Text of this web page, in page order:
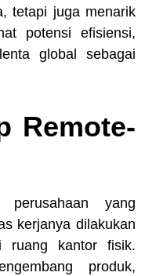
tetapi juga menarik
potensi efisiensi,
global sebagai
Remote-
perusahaan yang
kerjanya dilakukan
ruang kantor fisik.
produk,